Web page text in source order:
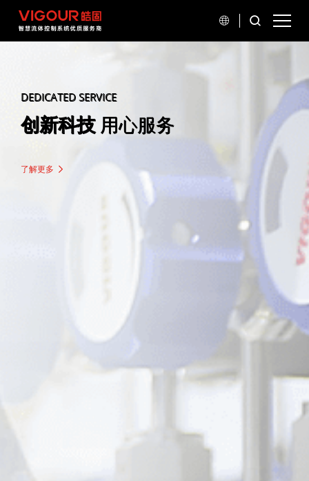
DEDICATED SERVICE
创新科技用心服务
了解更多